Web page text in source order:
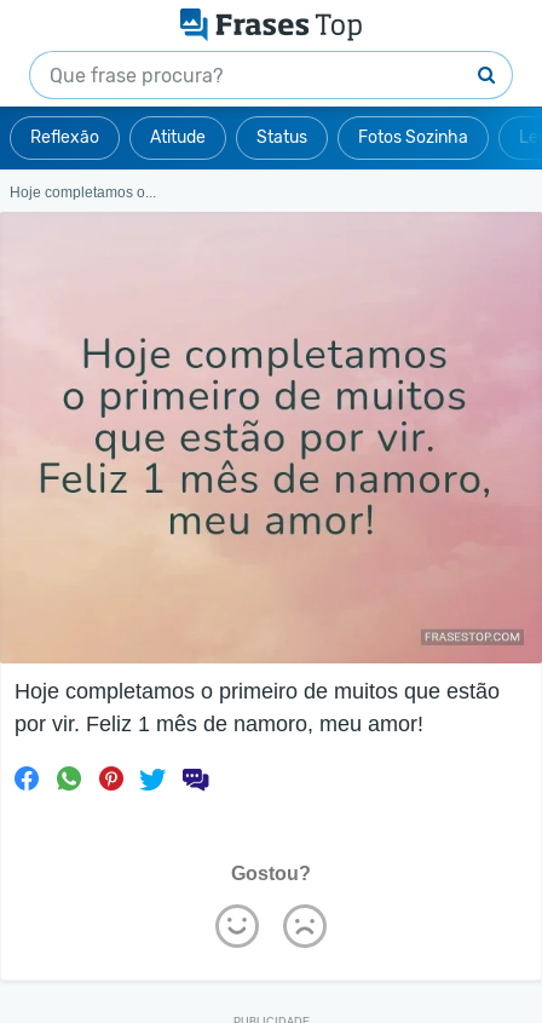
Reflexão Atitude Status Fotos Sozinha
Hoje completamos o...
Hoje completamos o primeiro de muitos que estão
por vir. Feliz 1 mês de namoro, meu amor!
Gostou?